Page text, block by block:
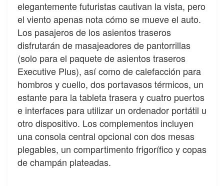
elegantemente futuristas cautivan la vista, pero
el viento apenas nota cómo se mueve el auto.
Los pasajeros de los asientos traseros
disfrutarán de masajeadores de pantorrillas
(solo para el paquete de asientos traseros
Executive Plus), así como de calefacción para
hombros y cuello, dos portavasos térmicos, un
estante para la tableta trasera y cuatro puertos
e interfaces para utilizar un ordenador portátil u
otro dispositivo. Los complementos incluyen
una consola central opcional con dos mesas
plegables, un compartimento frigorífico y copas
de champán plateadas.